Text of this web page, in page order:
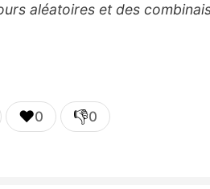
aléatoires et des
❤️0 👎0